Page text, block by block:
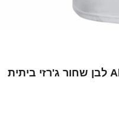
גברים Aleksandar Kahvic #22 לבן שחור ג'רזי ביתית